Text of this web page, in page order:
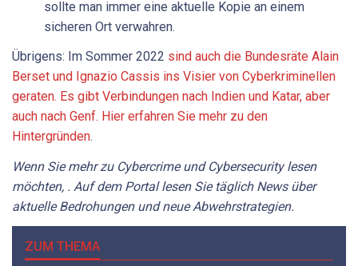
sollte man immer eine aktuelle Kopie an einem
sicheren Ort verwahren.
Übrigens: Im Sommer 2022 sind auch die Bundesräte Alain
Berset und Ignazio Cassis ins Visier von Cyberkriminellen
geraten. Es gibt Verbindungen nach Indien und Katar, aber
auch nach Genf. Hier erfahren Sie mehr zu den
Hintergründen.
Wenn Sie mehr zu Cybercrime und Cybersecurity lesen
möchten, . Auf dem Portal lesen Sie täglich News über
aktuelle Bedrohungen und neue Abwehrstrategien.
ZUM THEMA